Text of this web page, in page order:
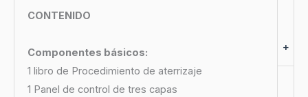
+
CONTENIDO
Componentes básicos:
1 libro de Procedimiento de aterrizaje
1 Panel de control de tres capas